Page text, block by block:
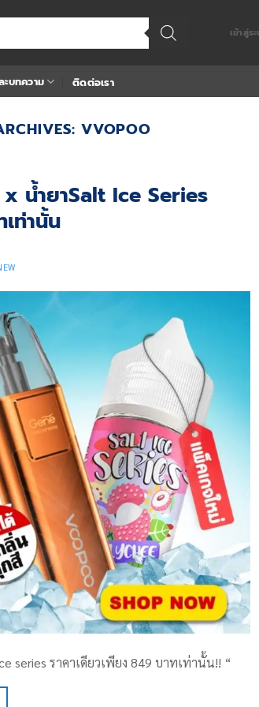
เข้าสู่ร
ะบทความ ติดต่อเรา
VVOPOO
น้ำยาSalt Ice Series
ท่านั้น
series ราคาเดียวเพียง 849 บาทเท่านั้น!! “